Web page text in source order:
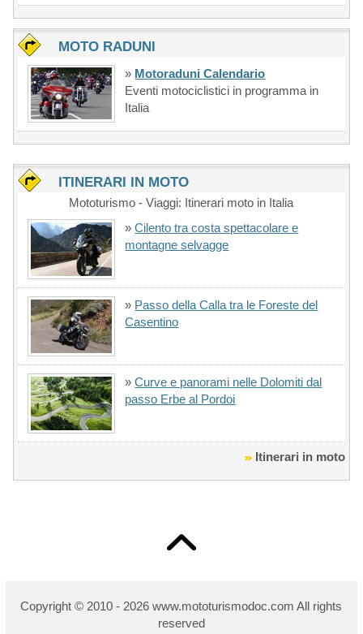
MOTO RADUNI
» Motoraduni Calendario
Eventi motociclistici in programma in
Italia
ITINERARI IN MOTO
Mototurismo - Viaggi: Itinerari moto in Italia
»Cilento tra costa spettacolare e
montagne selvagge
» Passo della Calla tra le Foreste del
Casentino
»Curve e panorami nelle Dolomiti dal
passo Erbe al Pordoi
Itinerari in moto
Copyright © 2010 - 2026 www.mototurismodoc.com All rights
reserved